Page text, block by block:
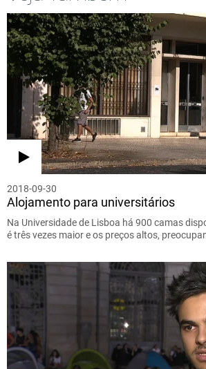
2018-09-30
Alojamento para universitários
Na Universidade de Lisboa há 900 camas
é três vezes maior e os preços altos,